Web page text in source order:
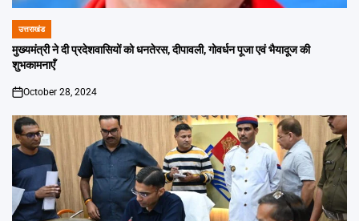
POSTED
IN
उत्तराखंड
मुख्यमंत्री ने दी प्रदेशवासियों को धनतेरस, दीपावली, गोवर्धन पूजा एवं भैयादूज की
शुभकामनाएँ
on
October 28, 2024